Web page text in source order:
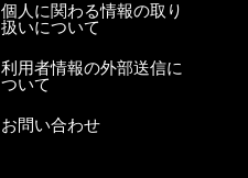
個人に関わる情報の取り
扱いについて
利用者情報の外部送信に
ついて
お問い合わせ